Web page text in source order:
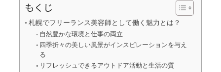
もくじ
札幌でフリーランス美容師として働く魅力とは？
自然豊かな環境と仕事の両立
四季折々の美しい風景がインスピレーションを与え
る
リフレッシュできるアウトドア活動と生活の質